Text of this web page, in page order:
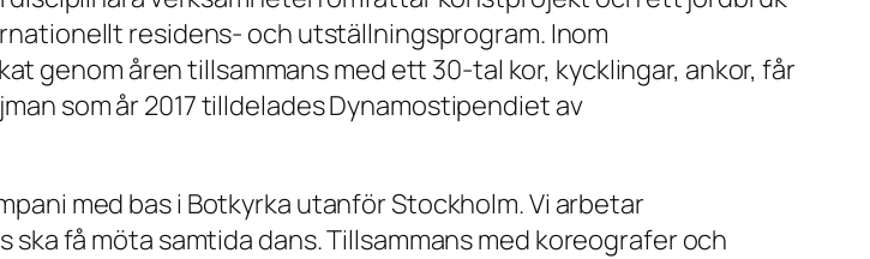
residens- och utställningsprogram. Inom
genom åren tillsammans med ett 30-tal kor, kycklingar, ankor, får
som år 2017 tilldelades Dynamostipendiet av
med bas i Botkyrka utanför Stockholm. Vi arbetar
få möta samtida dans. Tillsammans med koreografer och